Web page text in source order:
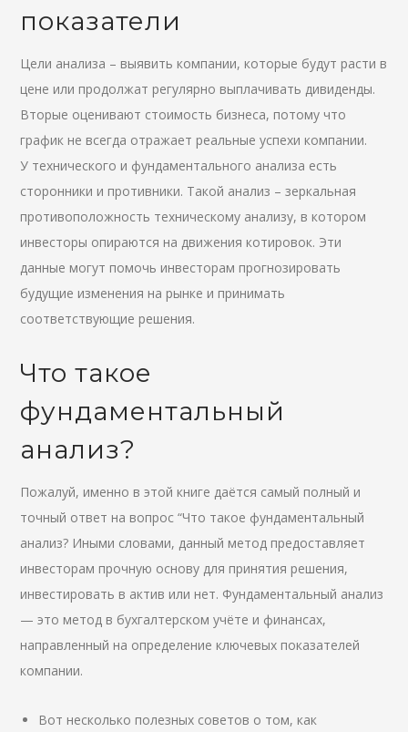
показатели
Цели анализа – выявить компании, которые будут расти в
цене или продолжат регулярно выплачивать дивиденды.
Вторые оценивают стоимость бизнеса, потому что
график не всегда отражает реальные успехи компании.
У технического и фундаментального анализа есть
сторонники и противники. Такой анализ – зеркальная
противоположность техническому анализу, в котором
инвесторы опираются на движения котировок. Эти
данные могут помочь инвесторам прогнозировать
будущие изменения на рынке и принимать
соответствующие решения.
Что такое
фундаментальный
анализ?
Пожалуй, именно в этой книге даётся самый полный и
точный ответ на вопрос “Что такое фундаментальный
анализ? Иными словами, данный метод предоставляет
инвесторам прочную основу для принятия решения,
инвестировать в актив или нет. Фундаментальный анализ
— это метод в бухгалтерском учёте и финансах,
направленный на определение ключевых показателей
компании.
Вот несколько полезных советов о том, как